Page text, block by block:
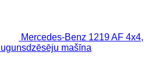
Mercedes-Benz 1219 AF 4x4,
mašīna